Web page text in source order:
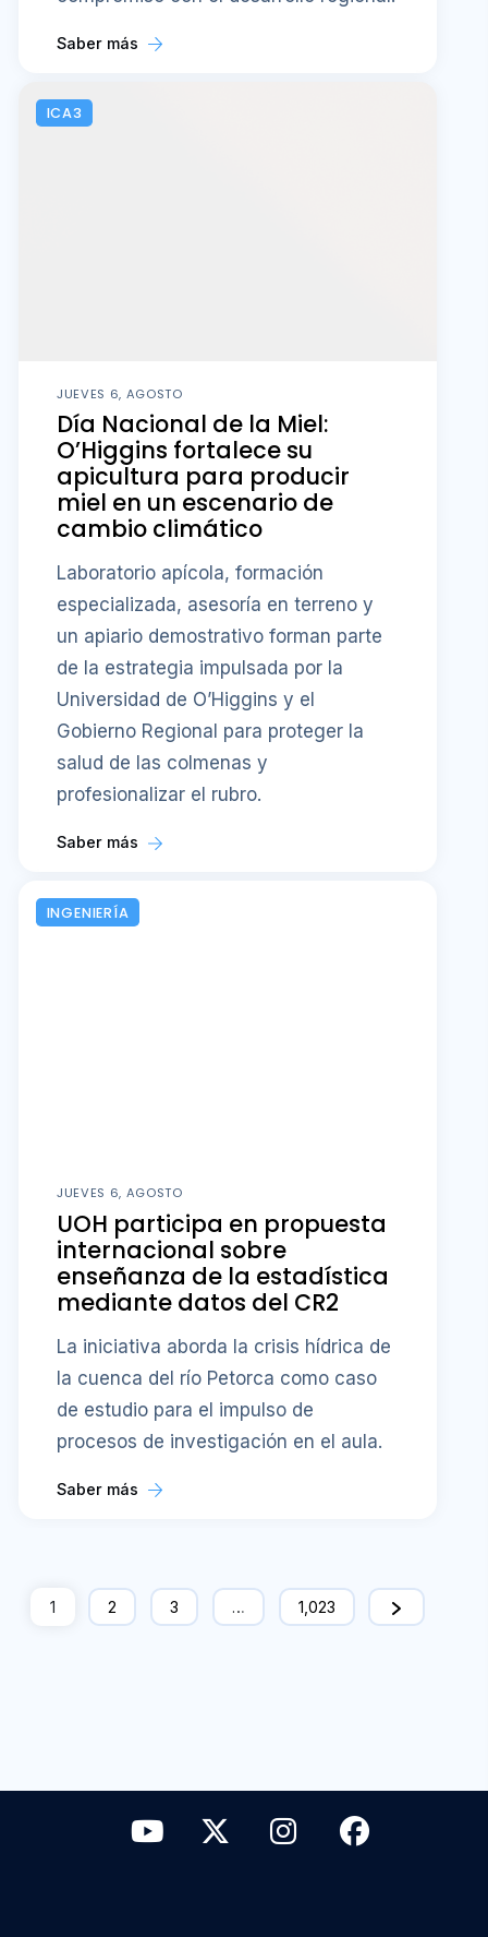
Saber más
ICA3
JUEVES 6, AGOSTO
Día Nacional de la Miel:
O’Higgins fortalece su
apicultura para producir
miel en un escenario de
cambio climático
Laboratorio apícola, formación
especializada, asesoría en terreno y
un apiario demostrativo forman parte
de la estrategia impulsada por la
Universidad de O’Higgins y el
Gobierno Regional para proteger la
salud de las colmenas y
profesionalizar el rubro.
Saber más
INGENIERÍA
JUEVES 6, AGOSTO
UOH participa en propuesta
internacional sobre
enseñanza de la estadística
mediante datos del CR2
La iniciativa aborda la crisis hídrica de
la cuenca del río Petorca como caso
de estudio para el impulso de
procesos de investigación en el aula.
Saber más
1 2 3 … 1,023